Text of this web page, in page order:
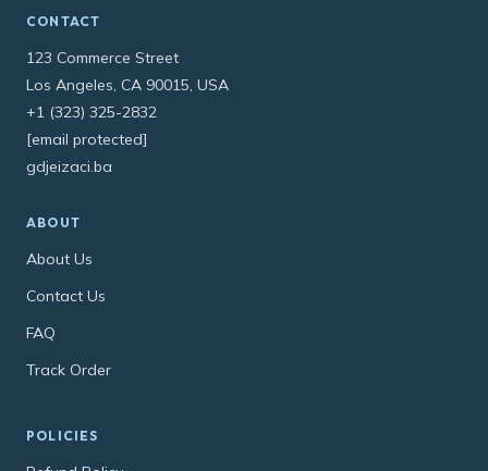
CONTACT
123 Commerce Street
Los Angeles, CA 90015, USA
+1 (323) 325-2832
[email protected]
gdjeizaci.ba
ABOUT
About Us
Contact Us
FAQ
Track Order
POLICIES